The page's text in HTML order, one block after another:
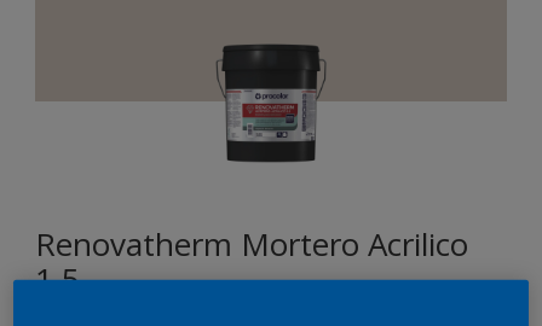
Renovatherm Mortero Acrilico
1.5